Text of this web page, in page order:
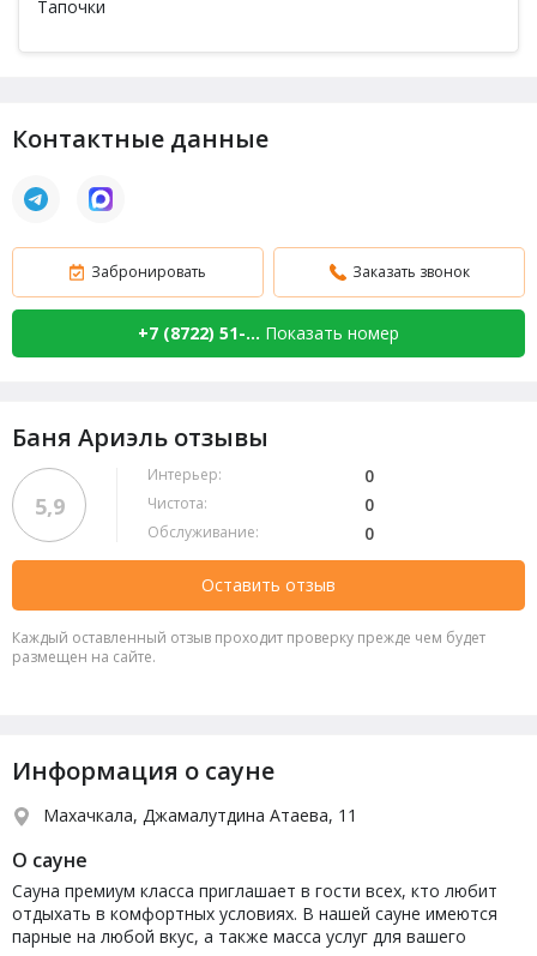
Тапочки
Контактные данные
Забронировать Заказать звонок
+7 (8722) 51-... Показать номер
Баня Ариэль отзывы
5,9
Интерьер: 0
Чистота: 0
Обслуживание: 0
Оставить отзыв
Каждый оставленный отзыв проходит проверку прежде чем будет
размещен на сайте.
Информация о сауне
Махачкала, Джамалутдина Атаева, 11
О сауне
Сауна премиум класса приглашает в гости всех, кто любит
отдыхать в комфортных условиях. В нашей сауне имеются
парные на любой вкус, а также масса услуг для вашего